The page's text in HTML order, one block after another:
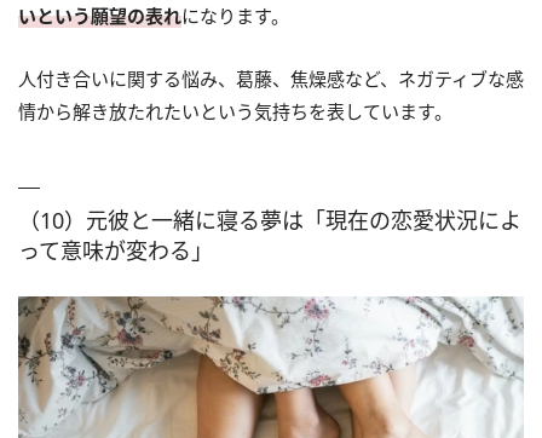
いという願望の表れになります。
人付き合いに関する悩み、葛藤、焦燥感など、ネガティブな感
情から解き放たれたいという気持ちを表しています。
（10）元彼と一緒に寝る夢は「現在の恋愛状況によ
って意味が変わる」